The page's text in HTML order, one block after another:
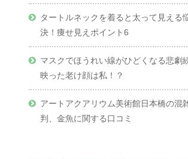
タートルネックを着ると太って見える
決！痩せ見えポイント6
マスクでほうれい線がひどくなる悲劇
映った老け顔は私！？
アートアクアリウム美術館日本橋の混
判、金魚に関する口コミ